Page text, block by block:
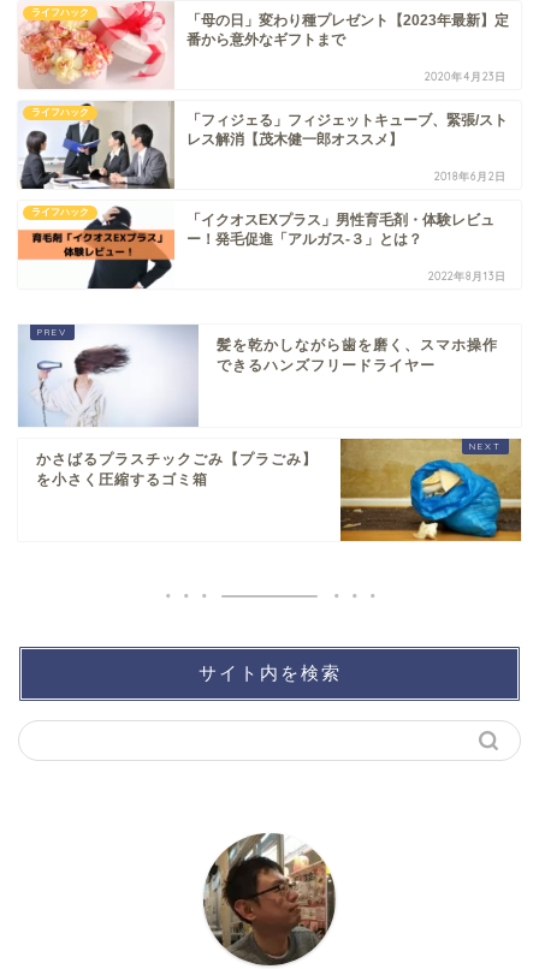
ライフハック
「母の日」変わり種プレゼント【2023年最新】定
番から意外なギフトまで
2020年4月23日
ライフハック
「フィジェる」フィジェットキューブ、緊張/スト
レス解消【茂木健一郎オススメ】
2018年6月2日
ライフハック
「イクオスEXプラス」男性育毛剤・体験レビュ
ー！発毛促進「アルガス-３」とは？
2022年8月13日
髪を乾かしながら歯を磨く、スマホ操作
できるハンズフリードライヤー
かさばるプラスチックごみ【プラごみ】
を小さく圧縮するゴミ箱
サイト内を検索